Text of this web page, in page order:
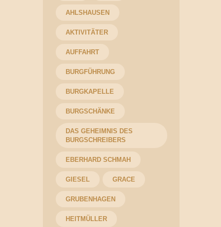
AHLSHAUSEN
AKTIVITÄTER
AUFFAHRT
BURGFÜHRUNG
BURGKAPELLE
BURGSCHÄNKE
DAS GEHEIMNIS DES
BURGSCHREIBERS
EBERHARD SCHMAH
GIESEL GRACE
GRUBENHAGEN
HEITMÜLLER